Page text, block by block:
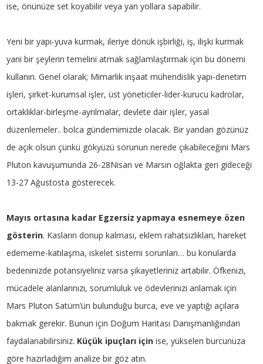
ise, önünüze set koyabilir veya yan yollara sapabilir.
Yeni bir yapı-yuva kurmak, ileriye dönük işbirliği, iş, ilişki kurmak
yani bir şeylerin temelini atmak sağlamlaştırmak için bu dönemi
kullanın. Genel olarak; Mimarlık inşaat mühendislik yapı-denetim
işleri, şirket-kurumsal işler, üst yöneticiler-lider-kurucu kadrolar,
ortaklıklar-birleşme-ayrılmalar, devlete dair işler, yasal
düzenlemeler.. bolca gündemimizde olacak. Bir yandan gözünüz
de açık olsun çünkü gökyüzü sorunun nerede çıkabileceğini Mars
Pluton kavuşumunda 26-28Nisan ve Marsın oğlakta geri gideceği
13-27 Ağustosta gösterecek.
Mayıs ortasına kadar Egzersiz yapmaya esnemeye özen
gösterin. Kasların donup kalması, eklem rahatsızlıkları, hareket
edememe-katılaşma, iskelet sistemi sorunları… bu konularda
bedeninizde potansiyeliniz varsa şikayetleriniz artabilir. Öfkenizi,
mücadele alanlarınızı, sorumluluk ve ödevlerinizi anlamak için
Mars Pluton Satürn’ün bulunduğu burca, eve ve yaptığı açılara
bakmak gerekir. Bunun için Doğum Haritası Danışmanlığından
faydalanabilirsiniz. Küçük ipuçları için ise, yükselen burcunuza
göre hazırladığım analize bir göz atın.